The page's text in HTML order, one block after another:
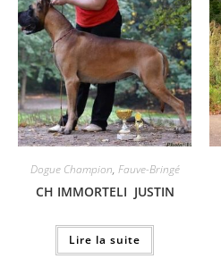
Dogue Champion, Fauve-Bringé
CH IMMORTELI JUSTIN
Lire la suite